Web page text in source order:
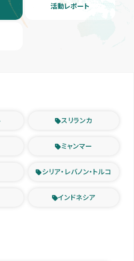
活動レポート
スリランカ
ミャンマー
シリア・レバノン・トルコ
インドネシア